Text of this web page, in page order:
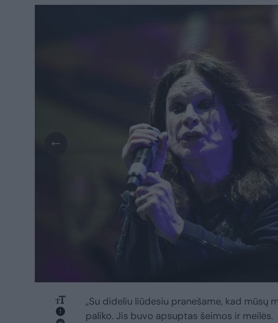
„Su dideliu liūdesiu pranešame, kad mūsų
paliko. Jis buvo apsuptas šeimos ir meilės.